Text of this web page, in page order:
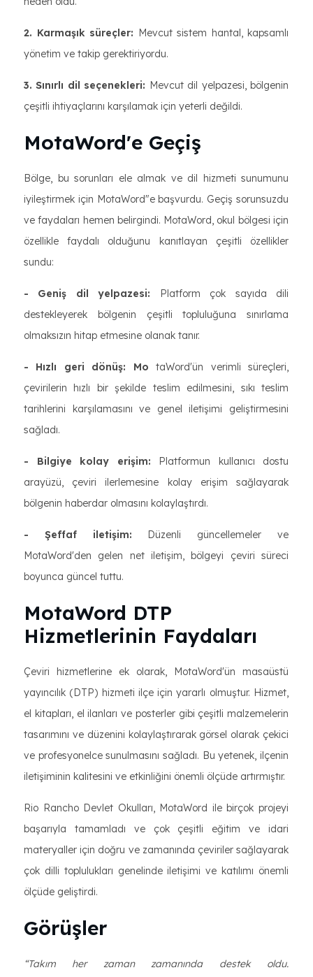
2. Karmaşık süreçler: Mevcut sistem hantal, kapsamlı
yönetim ve takip gerektiriyordu.
3. Sınırlı dil seçenekleri: Mevcut dil yelpazesi, bölgenin
çeşitli ihtiyaçlarını karşılamak için yeterli değildi.
MotaWord'e Geçiş
Bölge, bu sorunları ele almak ve dil hizmeti sunumunu
iyileştirmek için MotaWord"e başvurdu. Geçiş sorunsuzdu
ve faydaları hemen belirgindi. MotaWord, okul bölgesi için
özellikle faydalı olduğunu kanıtlayan çeşitli özellikler
sundu:
- Geniş dil yelpazesi: Platform çok sayıda dili
destekleyerek bölgenin çeşitli topluluğuna sınırlama
olmaksızın hitap etmesine olanak tanır.
- Hızlı geri dönüş: Mo taWord'ün verimli süreçleri,
çevirilerin hızlı bir şekilde teslim edilmesini, sıkı teslim
tarihlerini karşılamasını ve genel iletişimi geliştirmesini
sağladı.
- Bilgiye kolay erişim: Platformun kullanıcı dostu
arayüzü, çeviri ilerlemesine kolay erişim sağlayarak
bölgenin haberdar olmasını kolaylaştırdı.
- Şeffaf iletişim: Düzenli güncellemeler ve
MotaWord'den gelen net iletişim, bölgeyi çeviri süreci
boyunca güncel tuttu.
MotaWord DTP
Hizmetlerinin Faydaları
Çeviri hizmetlerine ek olarak, MotaWord'ün masaüstü
yayıncılık (DTP) hizmeti ilçe için yararlı olmuştur. Hizmet,
el kitapları, el ilanları ve posterler gibi çeşitli malzemelerin
tasarımını ve düzenini kolaylaştırarak görsel olarak çekici
ve profesyonelce sunulmasını sağladı. Bu yetenek, ilçenin
iletişiminin kalitesini ve etkinliğini önemli ölçüde artırmıştır.
Rio Rancho Devlet Okulları, MotaWord ile birçok projeyi
başarıyla tamamladı ve çok çeşitli eğitim ve idari
materyaller için doğru ve zamanında çeviriler sağlayarak
çok dilli toplulukları genelinde iletişimi ve katılımı önemli
ölçüde geliştirdi.
Görüşler
“Takım her zaman zamanında destek oldu.